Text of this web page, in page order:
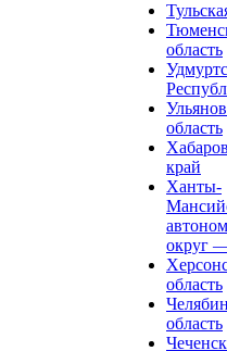
область
область
край
Ханты-
округ
область
область